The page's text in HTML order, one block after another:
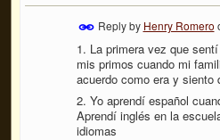
Reply by Henry Romero
1. La primera vez que
mis primos cuando mi
acuerdo como era y siento
2. Yo aprendí español
Aprendí inglés en la
idiomas